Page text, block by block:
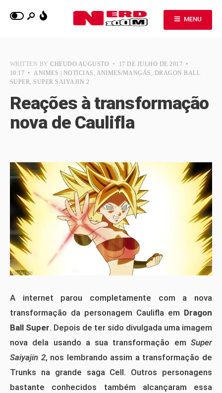
MENU
WRITTEN BYCHEUDO AUGUSTO • 17 DE JULHO DE 2017 •
10:17 • ANIMES | NOTICIAS , ANIMES/MANGÁS , DRAGON BALL
SUPER, SUPER SAIYAJIN 2
Reações à transformação
nova de Caulifla
A internet parou completamente com a nova
transformação da personagem Caulifla em Dragon
Ball Super. Depois de ter sido divulgada uma imagem
nova dela usando a sua transformação em Super
Saiyajin 2, nos lembrando assim a transformação de
Trunks na grande saga Cell. Outros personagens
bastante conhecidos também alcançaram essa